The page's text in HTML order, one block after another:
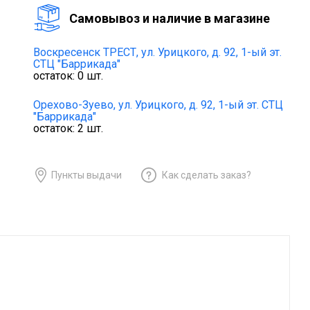
Cамовывоз и наличие в магазине
Воскресенск ТРЕСТ, ул. Урицкого, д. 92, 1-ый эт.
СТЦ "Баррикада"
остаток: 0 шт.
Орехово-Зуево, ул. Урицкого, д. 92, 1-ый эт. СТЦ
"Баррикада"
остаток: 2 шт.
Пункты выдачи Как сделать заказ?